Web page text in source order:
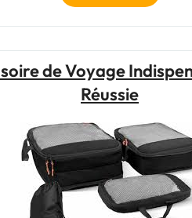
pour
Modernes"
de Voyage
Réussie